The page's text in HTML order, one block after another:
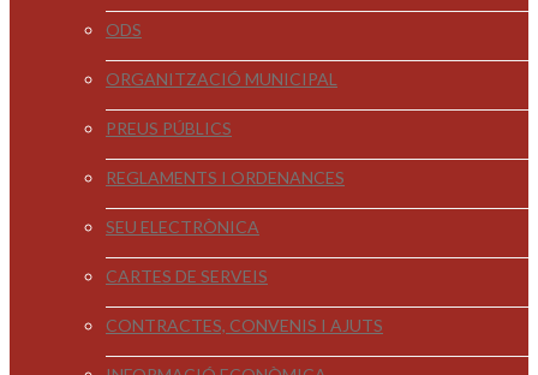
ODS
ORGANITZACIÓ MUNICIPAL
PREUS PÚBLICS
REGLAMENTS I ORDENANCES
SEU ELECTRÒNICA
CARTES DE SERVEIS
CONTRACTES, CONVENIS I AJUTS